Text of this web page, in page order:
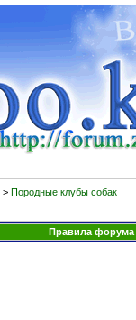
> Породные клубы собак
Правила форума